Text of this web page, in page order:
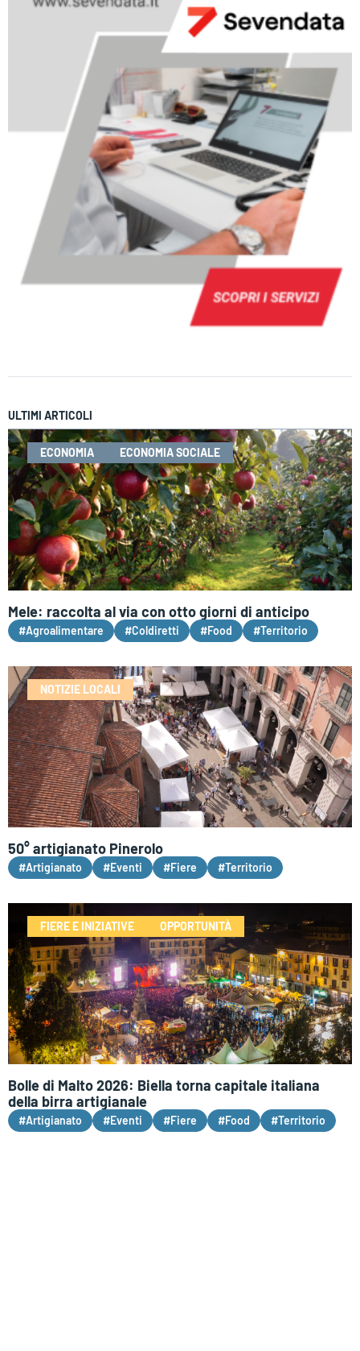
ULTIMI ARTICOLI
ECONOMIA ECONOMIA SOCIALE
Mele: raccolta al via con otto giorni di anticipo
#Agroalimentare #Coldiretti #Food #Territorio
NOTIZIE LOCALI
50° artigianato Pinerolo
#Artigianato #Eventi #Fiere #Territorio
FIERE E INIZIATIVE OPPORTUNITÀ
Bolle di Malto 2026: Biella torna capitale italiana
della birra artigianale
#Artigianato #Eventi #Fiere #Food #Territorio